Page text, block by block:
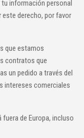
información personal
este derecho, por favor
que estamos
contratos que
un pedido a través del
intereses comerciales
de Europa, incluso